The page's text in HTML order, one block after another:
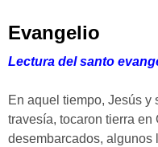
Evangelio
Lectura del santo
En aquel tiempo, Jesús y
travesía, tocaron tierra en
desembarcados, algunos